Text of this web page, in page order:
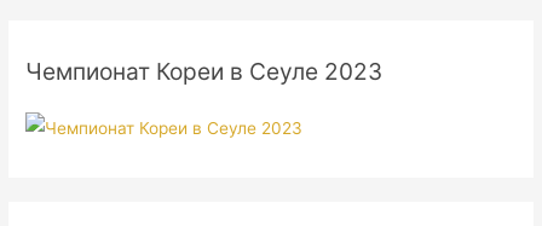
Чемпионат Кореи в Сеуле 2023